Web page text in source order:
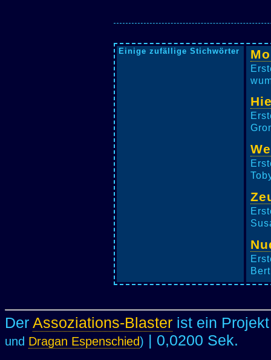
Einige zufällige Stichwörter
Der Assoziations-Blaster ist ein
und Dragan Espenschied) | 0,0200 Sek.